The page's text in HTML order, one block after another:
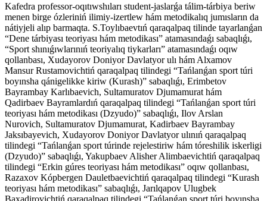
Kafedra professor-oqıtıwshıları student-jaslarǵa tálim-tárbiya beriw
menen birge ózleriniń ilimiy-izertlew hám metodikalıq jumısların da
nátiyjeli alıp barmaqta. S.Toylıbaevtıń qaraqalpaq tilinde tayarlanǵan
“Dene tárbiyası teoriyası hám metodikası” atamasındaǵı sabaqlıǵı,
“Sport shınıǵıwlarınıń teoriyalıq tiykarları” atamasındaǵı oqıw
qollanbası, Xudayorov Doniyor Davlatyor ulı hám Alxamov
Mansur Rustamovichtiń qaraqalpaq tilindegi “Tańlanǵan sport túri
boyınsha qánigelikke kiriw (Kurash)” sabaqlıǵı, Erimbetov
Bayrambay Karlıbaevich, Sultamuratov Djumamurat hám
Qadirbaev Bayramlardıń qaraqalpaq tilindegi “Tańlanǵan sport túri
teoriyası hám metodikası (Dzyudo)” sabaqlıǵı, Ilov Arslan
Nurovich, Sultamuratov Djumamurat, Kadirbaev Bayrambay
Jaksıbayevich, Xudayorov Doniyor Davlatyor ulınıń qaraqalpaq
tilindegi “Tańlanǵan sport túrinde rejelestiriw hám tóreshilik iskerligi
(Dzyudo)” sabaqlıǵı, Yakupbaev Alisher Alimbaevichtiń qaraqalpaq
tilindegi “Erkin gúres teoriyası hám metodikası” oqıw qollanbası,
Razaxov Kópbergen Dauletbaevichtiń qaraqalpaq tilindegi “Kurash
teoriyası hám metodikası” sabaqlıǵı, Jarılqapov Ulugbek
Baxadirovichtiń qaraqalpaq tilindegi “Tańlanǵan sport túri boyınsha